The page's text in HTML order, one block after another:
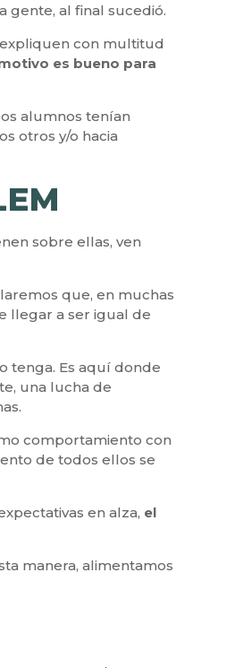
gente, al final sucedió.
expliquen con multitud
es bueno para
alumnos tenían
otros y/o hacia
sobre ellas, ven
que, en muchas
llegar a ser igual de
tenga. Es aquí donde
una lucha de
comportamiento con
de todos ellos se
en alza, el
manera, alimentamos